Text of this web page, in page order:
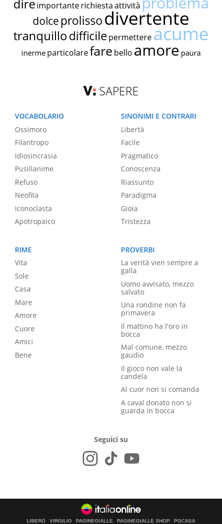
dire importante richiestaattività
dolce prolissodivertente
tranquillodifficile permettereacume
inerme particolarefare bello amore paura
SAPERE
VOCABOLARIO
Ossimoro
Filantropo
Idiosincrasia
Pusillanime
Refuso
Neofita
Iconoclasta
Apotropaico
SINONIMI E CONTRARI
Libertà
Facile
Pragmatico
Conoscenza
Riassunto
Paradigma
Gioia
Tristezza
RIME
Vita
Sole
Casa
Mare
Amore
Cuore
Amici
Bene
PROVERBI
La verità vien sempre a
galla
Uomo avvisato, mezzo
salvato
Una rondine non fa
primavera
Il mattino ha l'oro in
bocca
Mal comune, mezzo
gaudio
Il gioco non vale la
candela
Al cuor non si comanda
A caval donato non si
guarda in bocca
Seguici su
LIBERO VIRGILIO PAGINEGIALLE PAGINEGIALLE SHOP PGCASA